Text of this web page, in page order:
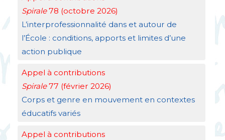
Spirale78 (octobre 2026)
L’interprofessionnalité dans et autour de
l’École : conditions, apports et limites d’une
action publique
Appel à contributions
Spirale77 (février 2026)
Corps et genre en mouvement en contextes
éducatifs variés
Appel à contributions